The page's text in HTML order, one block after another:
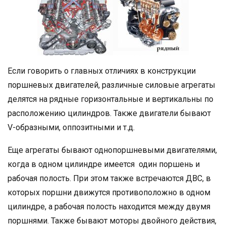
Если говорить о главных отличиях в конструкции
поршневых двигателей, различные силовые агрегаты
делятся на рядные горизонтальные и вертикальны по
расположению цилиндров. Также двигатели бывают
V-образными, оппозитными и т.д.
Еще агрегаты бывают однопоршневыми двигателями,
когда в одном цилиндре имеется один поршень и
рабочая полость. При этом также встречаются ДВС, в
которых поршни движутся противоположно в одном
цилиндре, а рабочая полость находится между двумя
поршнями. Также бывают моторы двойного действия,